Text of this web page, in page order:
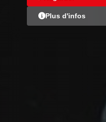
Plus d'infos